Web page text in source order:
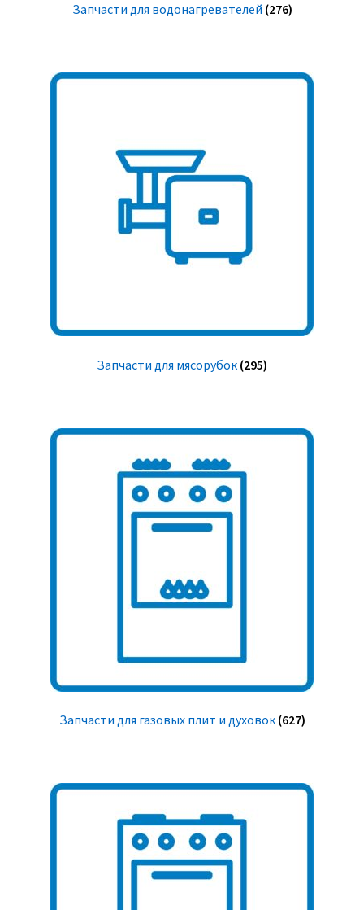
Запчасти для водонагревателей (276)
Запчасти для мясорубок (295)
Запчасти для газовых плит и духовок (627)